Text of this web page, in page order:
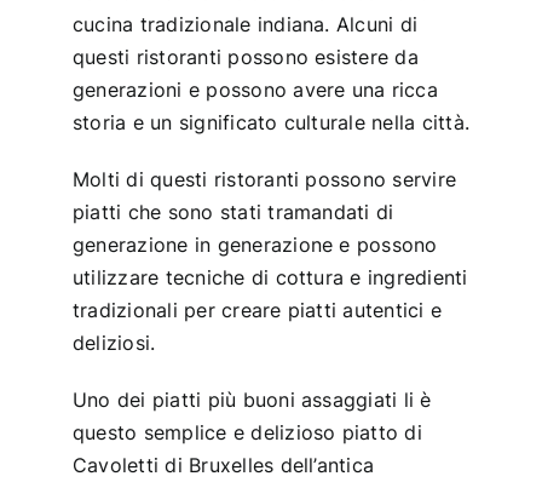
cucina tradizionale indiana. Alcuni di
questi ristoranti possono esistere da
generazioni e possono avere una ricca
storia e un significato culturale nella città.
Molti di questi ristoranti possono servire
piatti che sono stati tramandati di
generazione in generazione e possono
utilizzare tecniche di cottura e ingredienti
tradizionali per creare piatti autentici e
deliziosi.
Uno dei piatti più buoni assaggiati li è
questo semplice e delizioso piatto di
Cavoletti di Bruxelles dell’antica